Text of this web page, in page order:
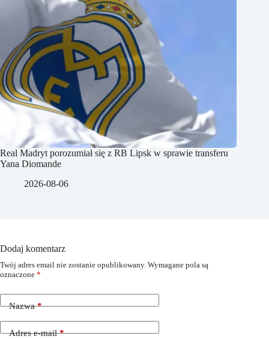
Real Madryt porozumiał się z RB Lipsk w sprawie transferu
Yana Diomande
2026-08-06
Dodaj komentarz
Twój adres email nie zostanie opublikowany. Wymagane pola są
oznaczone *
Nazwa*
Adres e-mail*